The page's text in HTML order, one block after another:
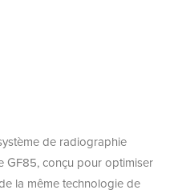
de radiographie
GF85, conçu pour optimiser
la même technologie de